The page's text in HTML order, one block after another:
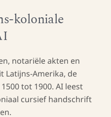
in modellen, sites en
koloniale
notariële akten en
Latijns-Amerika, de
tot 1900. AI leest
cursief handschrift